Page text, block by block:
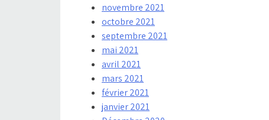
novembre 2021
octobre 2021
septembre 2021
mai 2021
avril 2021
mars 2021
février 2021
janvier 2021